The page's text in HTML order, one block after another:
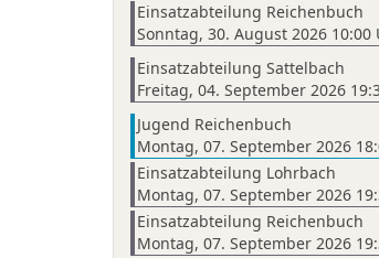
Einsatzabteilung Reichenbuch
Sonntag, 30. August 2026 10:00
Einsatzabteilung Sattelbach
Freitag, 04. September 2026
Jugend Reichenbuch
Montag, 07. September 2026
Einsatzabteilung Lohrbach
Montag, 07. September 2026
Einsatzabteilung Reichenbuch
Montag, 07. September 2026